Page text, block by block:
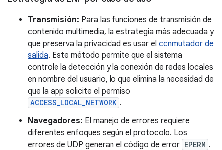
Transmisión: Para las funciones de transmisión de
contenido multimedia, la estrategia más adecuada y
que preserva la privacidad es usar el conmutador de
salida. Este método permite que el sistema
controle la detección y la conexión de redes locales
en nombre del usuario, lo que elimina la necesidad de
que la app solicite el permiso
ACCESS_LOCAL_NETWORK .
Navegadores: El manejo de errores requiere
diferentes enfoques según el protocolo. Los
errores de UDP generan el código de error EPERM .